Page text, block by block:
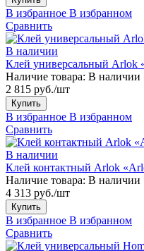
В избранное В избранном
Сравнить
В наличии
Клей универсальный Arlok
Наличие товара: В наличии
2 815 руб./шт
Купить
В избранное В избранном
Сравнить
В наличии
Клей контактный Arlok
Наличие товара: В наличии
4 313 руб./шт
Купить
В избранное В избранном
Сравнить